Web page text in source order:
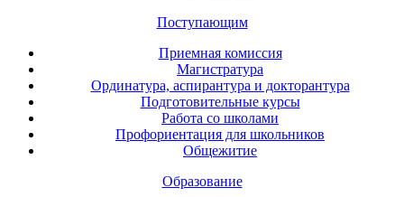
Поступающим
Приемная комиссия
Магистратура
Ординатура, аспирантура и докторантура
Подготовительные курсы
Работа со школами
Профориентация для школьников
Общежитие
Образование